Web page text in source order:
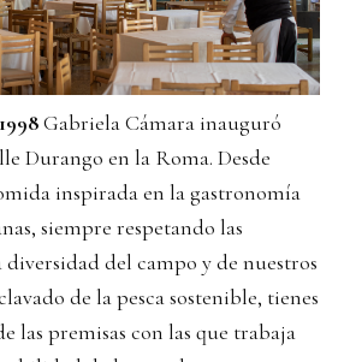
Gabriela Cámara inauguró
Durango en la Roma. Desde
inspirada en la gastronomía
siempre respetando las
del campo y de nuestros
de la pesca sostenible, tienes
las premisas con las que trabaja